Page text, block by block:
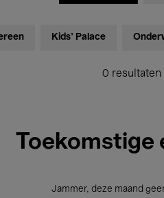
Kids’ Palace
0 resultaten
Jammer, deze maand